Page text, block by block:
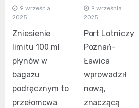
9 września
2025
Zniesienie
limitu 100 ml
płynów w
bagażu
podręcznym to
przełomowa
9 września
2025
Port Lotniczy
Poznań-
Ławica
wprowadził
nową,
znaczącą